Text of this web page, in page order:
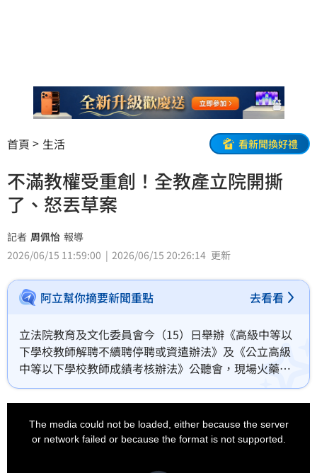
首頁 生活 看新聞換好禮
不滿教權受重創！全教產立院開撕
了、怒丟草案
記者 周佩怡 報導
2026/06/15 11:59:00
2026/06/15 20:26:14 更新
阿立幫你摘要新聞重點 去看看
立法院教育及文化委員會今（15）日舉辦《高級中等以
下學校教師解聘不續聘停聘或資遣辦法》及《公立高級
中等以下學校教師成績考核辦法》公聽會，現場火藥味
十足。全國教育產業總工會副理事林碩杰發言時，痛批
教育部修法程序缺乏透明度，並指現行制度讓匿名檢舉
氾濫、衝擊校園現場，最後更當場怒丟教育部修正條文
草案，高喊「還給教育部」，引發關注。
The media could not be loaded, either because the server
or network failed or because the format is not supported.